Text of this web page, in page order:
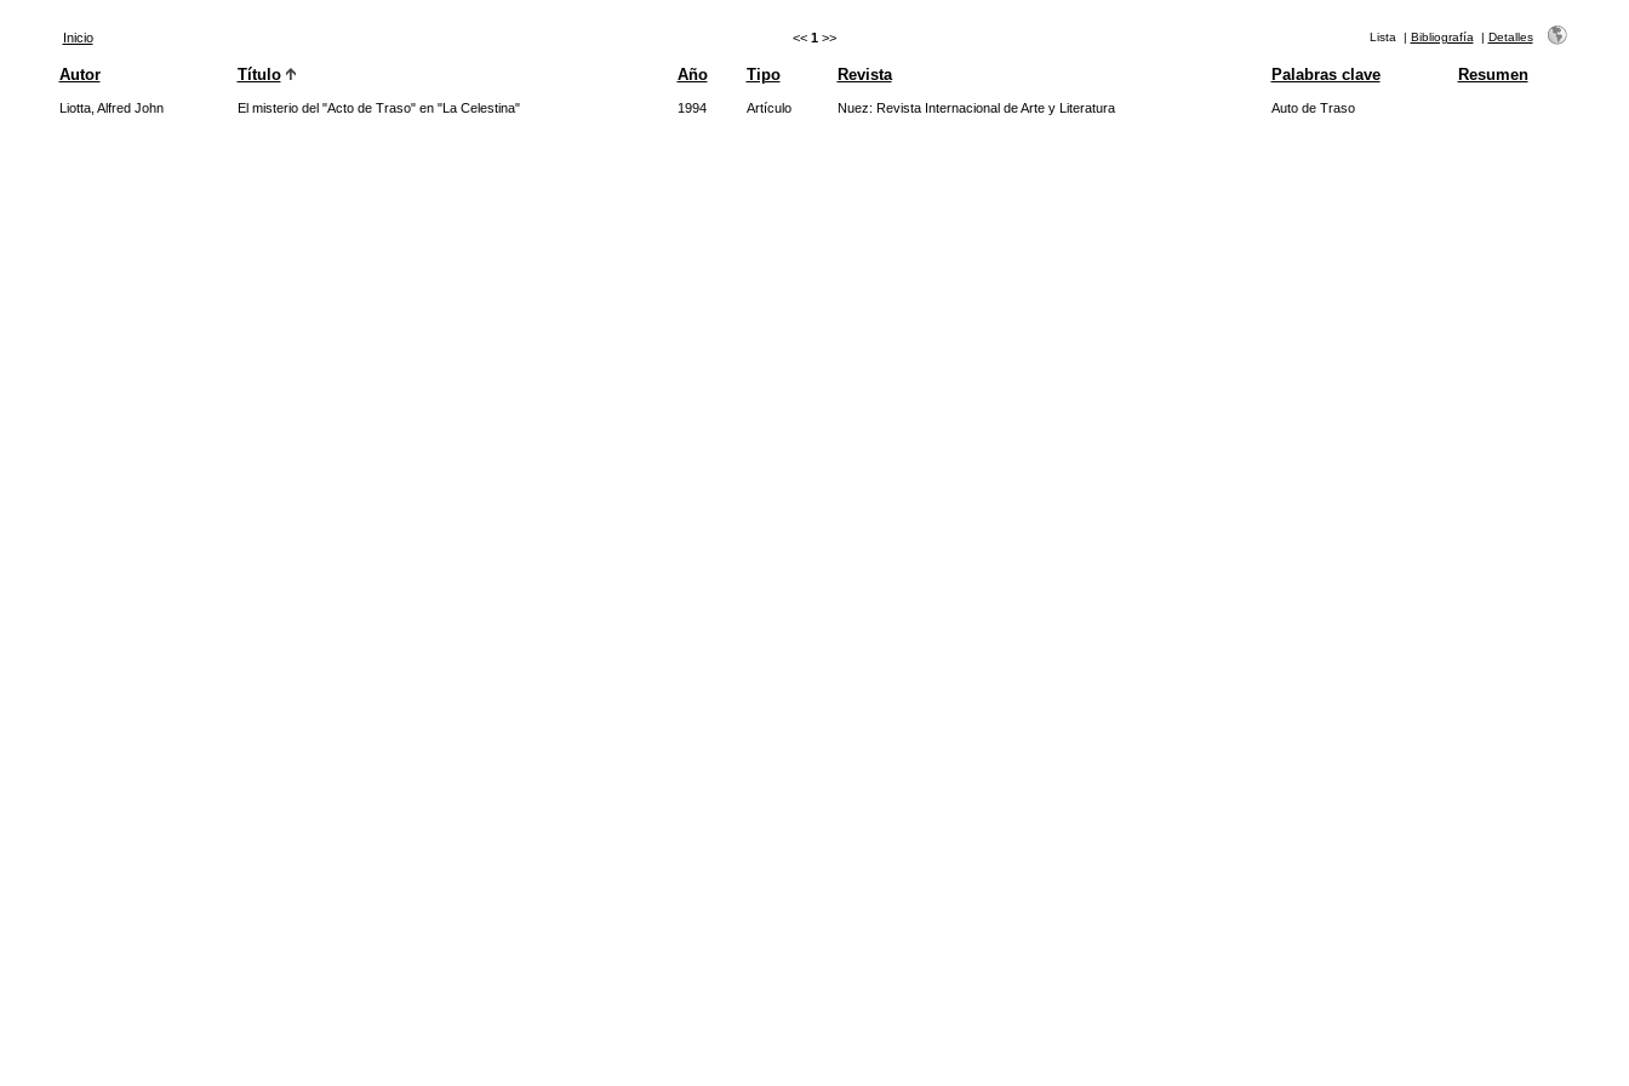
Inicio << 1 >> Lista | Bibliografía | Detalles
Autor Título Año Tipo Revista Palabras clave Resumen
Liotta, Alfred John El misterio del "Acto de Traso" en "La Celestina" 1994 Artículo Nuez: Revista Internacional de Arte y Literatura Auto de Traso